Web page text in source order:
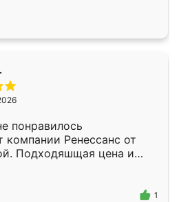
Собрали
аккуратно, даже
понравилось
компании Ренессанс от
Подходяшщая цена и
Приехавший
Владислав
эскизу самый
1